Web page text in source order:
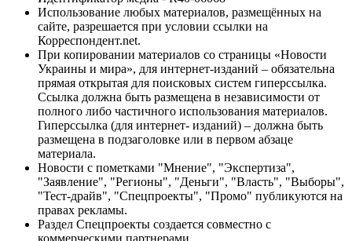
Использование любых материалов, размещённых на
сайте, разрешается при условии ссылки на
Корреспондент.net.
При копировании материалов со страницы «Новости
Украины и мира», для интернет-изданий – обязательна
прямая открытая для поисковых систем гиперссылка.
Ссылка должна быть размещена в независимости от
полного либо частичного использования материалов.
Гиперссылка (для интернет- изданий) – должна быть
размещена в подзаголовке или в первом абзаце
материала.
Новости с пометками "Мнение", "Экспертиза",
"Заявление", "Регионы", "Деньги", "Власть", "Выборы",
"Тест-драйв", "Спецпроекты", "Промо" публикуются на
правах рекламы.
Раздел Спецпроекты создается совместно с